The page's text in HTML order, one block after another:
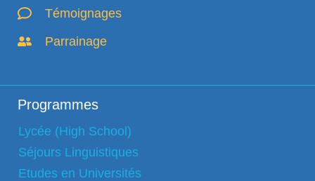
Témoignages
Parrainage
Programmes
Lycée (High School)
Séjours Linguistiques
Etudes en Universités